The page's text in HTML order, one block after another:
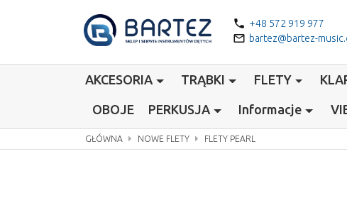
phone +48 572 919 977
mail_outline bartez@bartez-
AKCESORIA TRĄBKI FLETY
OBOJE PERKUSJA Informacje
GŁÓWNA NOWE FLETY FLETY PEARL